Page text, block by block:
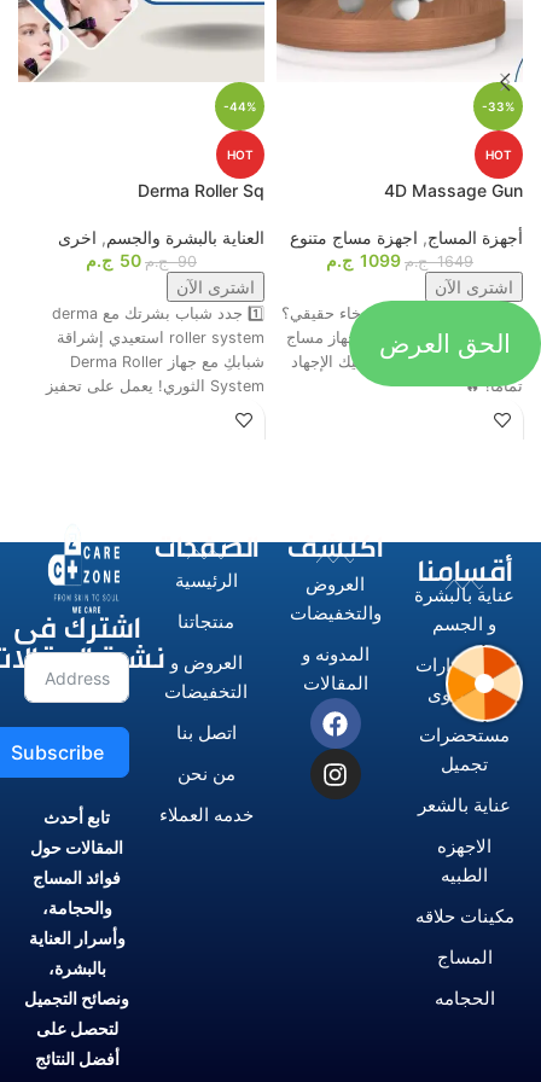
-33%
HOT
4D Massage Gun
أجهزة المساج, اجهزة مساج متنوع
1649 ج.م 1099 ج.م
اشترى الآن
جاهز تحول التعب لاسترخاء حقيقي؟
😍💆‍♂️ وأخيرًا، وصل أقوى جهاز مساج
رباعي الرؤوس اللي هينسيك الإجهاد
تمامًا! 🔥
-44%
HOT
Derma Roller Sq
العناية بالبشرة والجسم, اخرى
90 ج.م 50 ج.م
اشترى الآن
1️⃣ جدد شباب بشرتك مع derma
roller system استعيدي إشراقة
شبابكِ مع جهاز Derma Roller
System الثوري! يعمل على تحفيز
أقسامنا
عناية بالبشرة
و الجسم
الاستشوارات
و المكاوى
مستحضرات
تجميل
عناية بالشعر
الاجهزه
الطبيه
مكينات حلاقه
المساج
الحجامه
اكتشف
العروض
والتخفيضات
المدونه و
المقالات
الصفحات
الرئيسية
منتجاتنا
العروض و
التخفيضات
اتصل بنا
من نحن
خدمه العملاء
الحق العرض
اشترك فى
نشرة
Subscribe
تابع أحدث
المقالات حول
فوائد المساج
والحجامة،
وأسرار العناية
بالبشرة،
ونصائح التجميل
لتحصل على
أفضل النتائج